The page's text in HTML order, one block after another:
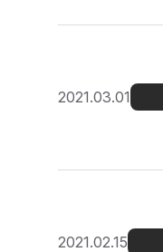
2021.03.01
2021.02.15